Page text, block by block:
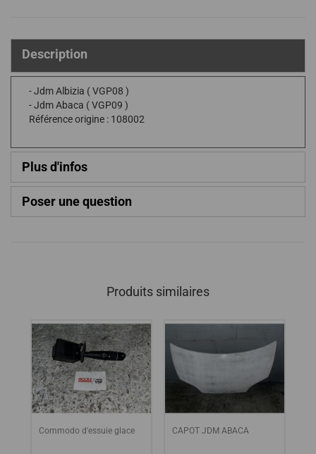
Description
- Jdm Albizia ( VGP08 )
- Jdm Abaca ( VGP09 )
Référence origine : 108002
Plus d'infos
Poser une question
Produits similaires
Commodo d'essuie glace CAPOT JDM ABACA